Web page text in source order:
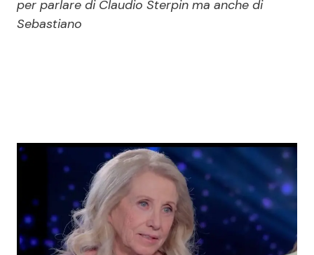
News Musica
News Spettacolo
Benessere Cucina e Ricette
per parlare di Claudio Sterpin ma anche di
Sebastiano